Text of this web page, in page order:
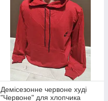
Демісезонне червоне худі
"Червоне" для хлопчика